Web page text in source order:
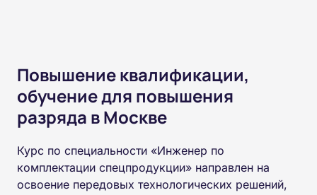
Повышение квалификации,
обучение для повышения
разряда в Москве
Курс по специальности «Инженер по
комплектации спецпродукции» направлен на
освоение передовых технологических решений,